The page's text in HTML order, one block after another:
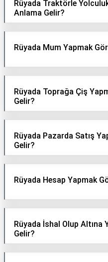
Rüyada Traktörle
Anlama Gelir?
Rüyada Mum Yapmak
Rüyada Toprağa Çiş
Gelir?
Rüyada Pazarda Satış
Gelir?
Rüyada Hesap Yapmak
Rüyada İshal Olup Altına
Gelir?